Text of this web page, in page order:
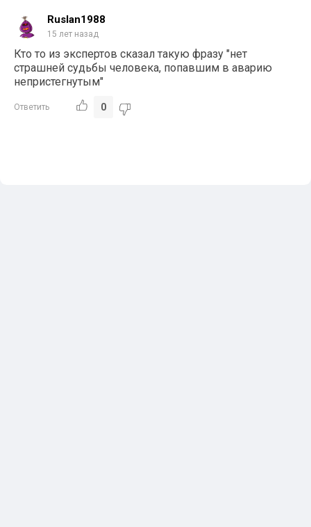
Ruslan1988
15 лет назад
Кто то из экспертов сказал такую фразу "нет
страшней судьбы человека, попавшим в аварию
непристегнутым"
Ответить 0